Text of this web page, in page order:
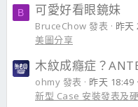
B 可愛好看眼鏡妹
BruceChow 發表 昨天
美圖分享
木紋成癮症？
ohmy 發表 昨天 18:49
新型 Case 安裝發表及